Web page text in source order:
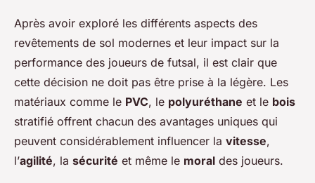
Après avoir exploré les différents aspects des
revêtements de sol modernes et leur impact sur la
performance des joueurs de futsal, il est clair que
cette décision ne doit pas être prise à la légère. Les
matériaux comme le PVC, le polyuréthane et le bois
stratifié offrent chacun des avantages uniques qui
peuvent considérablement influencer la vitesse,
l’agilité, la sécurité et même le moral des joueurs.